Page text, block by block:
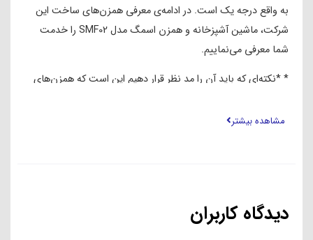
به واقع درجه یک است. در ادامه‌ی معرفی همزن‌های ساخت این
شرکت، ماشین آشپزخانه و همزن اسمگ مدل SMF02 را خدمت
شما معرفی می‌نماییم.
* *نکته‌ای که باید آن را مد نظر قرار دهیم این است که همزن‌های
ماشین آشپزخانه نیز نامید. زیرا در قسمت جلویی برای نصب انواع
طراحی همزن ایستاده اسمگ مدل SMF13
مشاهده بیشتر
دیدگاه کاربران